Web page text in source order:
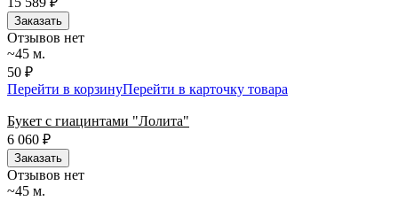
₽
Заказать
Отзывов нет
~45 м.
50 ₽
Перейти в корзинуПерейти в карточку товара
Букет с гиацинтами "Лолита"
6 060 ₽
Заказать
Отзывов нет
~45 м.